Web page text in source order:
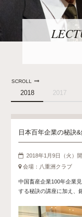
SCROLL
2018 2017
日本百年企業の秘訣
2018年1月9日（火）
会場：八重洲クラブ
中国畜産企業100年企業
する秘訣の講座に加え、